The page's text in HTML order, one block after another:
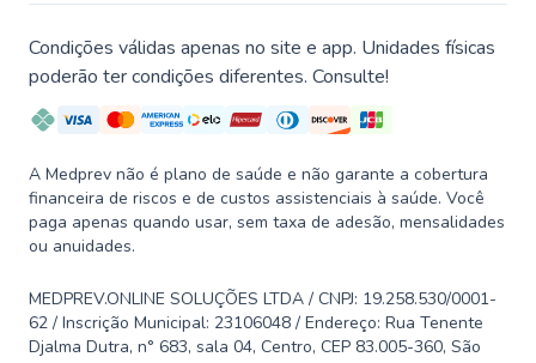
Condições válidas apenas no site e app. Unidades físicas
poderão ter condições diferentes. Consulte!
A Medprev não é plano de saúde e não garante a cobertura
financeira de riscos e de custos assistenciais à saúde. Você
paga apenas quando usar, sem taxa de adesão, mensalidades
ou anuidades.
MEDPREV.ONLINE SOLUÇÕES LTDA / CNPJ: 19.258.530/0001-
62 / Inscrição Municipal: 23106048 / Endereço: Rua Tenente
Djalma Dutra, n° 683, sala 04, Centro, CEP 83.005-360, São